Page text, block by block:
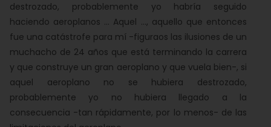
destrozado, probablemente yo habría seguido
haciendo aeroplanos ... Aquel ..., aquello que entonces
fue una catástrofe para mí -figuraos las ilusiones de un
muchacho de 24 años que está terminando la carrera
y que construye un gran aeroplano y que vuela bien-, si
aquel aeroplano no se hubiera destrozado,
probablemente yo no hubiera llegado a la
consecuencia -tan rápidamente, por lo menos- de las